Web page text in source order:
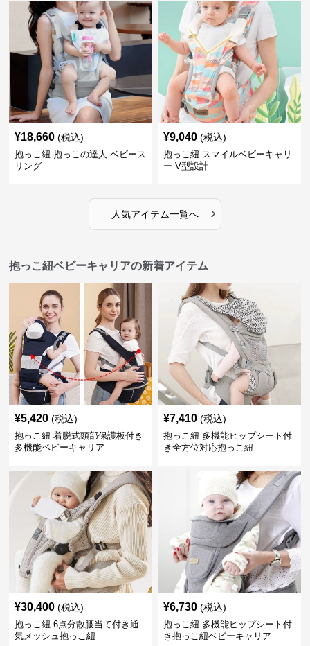
¥18,660 (税込)
抱っこ紐 抱っこの達人 ベビース
リング
¥9,040 (税込)
抱っこ紐 スマイルベビーキャリ
ー V型設計
人気アイテム一覧へ ›
抱っこ紐ベビーキャリアの新着アイテム
¥5,420 (税込)
抱っこ紐 着脱式頭部保護板付き
多機能ベビーキャリア
¥7,410 (税込)
抱っこ紐 多機能ヒップシート付
き全方位対応抱っこ紐
¥30,400 (税込)
抱っこ紐 6点分散腰当て付き通
気メッシュ抱っこ紐
¥6,730 (税込)
抱っこ紐 多機能ヒップシート付
き抱っこ紐ベビーキャリア